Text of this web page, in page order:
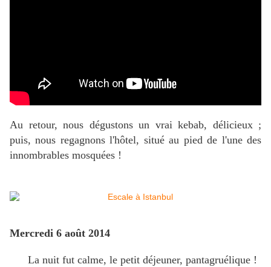
Au retour, nous dégustons un vrai kebab, délicieux ;
puis, nous regagnons l'hôtel, situé au pied de l'une des
innombrables mosquées !
Mercredi 6 août 2014
La nuit fut calme, le petit déjeuner, pantagruélique !